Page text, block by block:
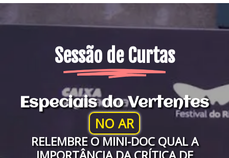
Sessão de Curtas
Especiais do Vertentes
NO AR
RELEMBRE O MINI-DOC QUAL A